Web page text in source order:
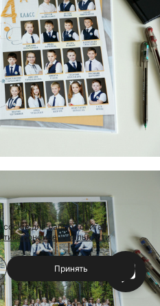
для работы сайта
конфиденциальности
Принять